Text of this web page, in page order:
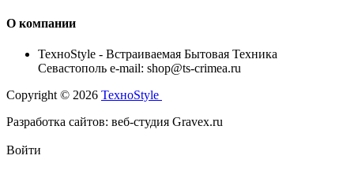
О компании
TexноStyle - Встраиваемая Бытовая Техника
Севастополь e-mail: shop@ts-crimea.ru
Copyright © 2026 TexноStyle
Разработка сайтов: веб-студия Gravex.ru
Войти